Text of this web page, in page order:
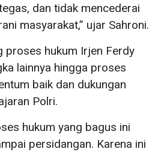
dan tidak mencederai
masyarakat,” ujar Sahroni.
proses hukum Irjen Ferdy
lainnya hingga proses
baik dan dukungan
Polri.
hukum yang bagus ini
persidangan. Karena ini